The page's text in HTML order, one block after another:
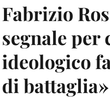
Fabrizio
segnale per
ideologico
di battaglia»